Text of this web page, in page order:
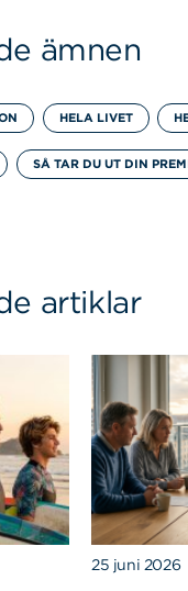
ämnen
HELA LIVET
SÅ TAR DU UT DIN
artiklar
25 juni 2026